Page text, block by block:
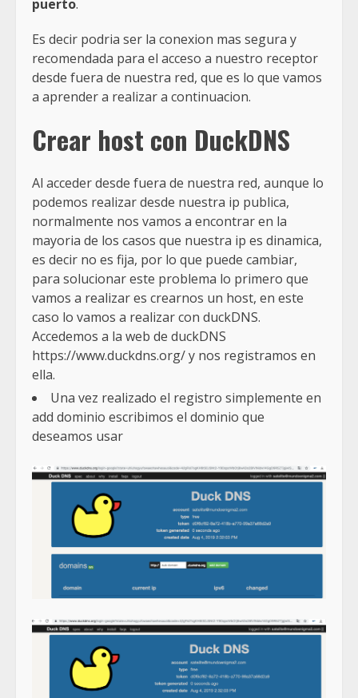
puerto.
Es decir podria ser la conexion mas segura y
recomendada para el acceso a nuestro receptor
desde fuera de nuestra red, que es lo que vamos
a aprender a realizar a continuacion.
Crear host con DuckDNS
Al acceder desde fuera de nuestra red, aunque lo
podemos realizar desde nuestra ip publica,
normalmente nos vamos a encontrar en la
mayoria de los casos que nuestra ip es dinamica,
es decir no es fija, por lo que puede cambiar,
para solucionar este problema lo primero que
vamos a realizar es crearnos un host, en este
caso lo vamos a realizar con duckDNS.
Accedemos a la web de duckDNS
https://www.duckdns.org/ y nos registramos en
ella.
Una vez realizado el registro simplemente en
add dominio escribimos el dominio que
deseamos usar